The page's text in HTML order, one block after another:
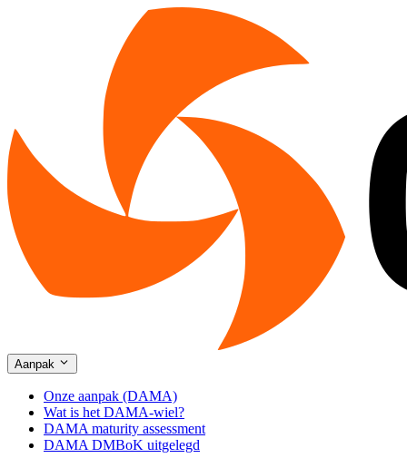
Aanpak
Onze aanpak (DAMA)
Wat is het DAMA-wiel?
DAMA maturity assessment
DAMA DMBoK uitgelegd